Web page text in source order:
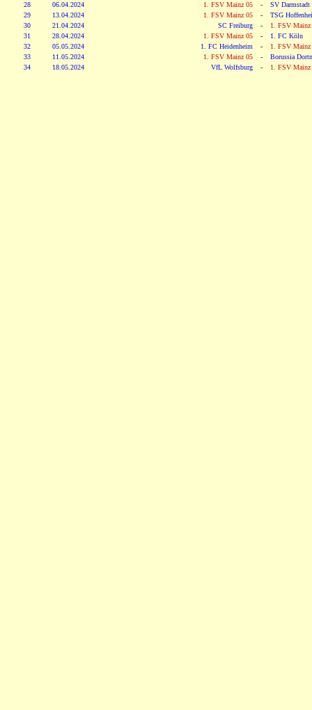
28
06.04.2024 1. FSV Mainz 05 -
SV Darmstadt
29
13.04.2024 1. FSV Mainz 05 -
TSG
30
21.04.2024 SC Freiburg -
1. FSV Mainz
31
28.04.2024 1. FSV Mainz 05 -
1. FC Köln
32
05.05.2024 1. FC Heidenheim -
1. FSV Mainz
33
11.05.2024 1. FSV Mainz 05 -
Borussia
34
18.05.2024 VfL Wolfsburg - 1. FSV Mainz